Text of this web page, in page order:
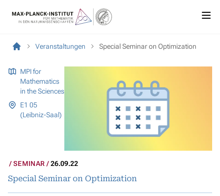
Veranstaltungen Special Seminar on Optimization
MPI for
Mathematics
in the Sciences
E1 05
(Leibniz-Saal)
SEMINAR 26.09.22
Special Seminar on Optimization